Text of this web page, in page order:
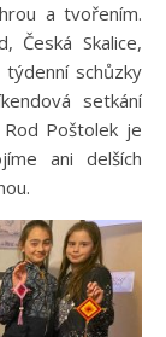
a tvořením.
Česká Skalice,
schůzky
setkání
Poštolek je
ani delších